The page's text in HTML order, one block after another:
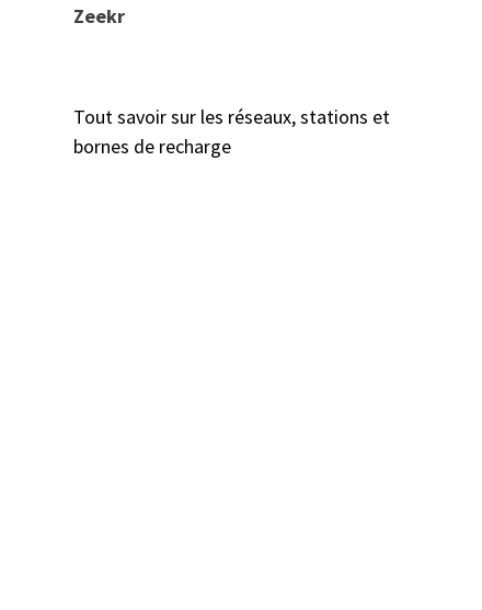
Zeekr
Tout savoir sur les réseaux, stations et
bornes de recharge